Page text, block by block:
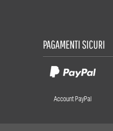
PAGAMENTI SICURI
Account PayPal